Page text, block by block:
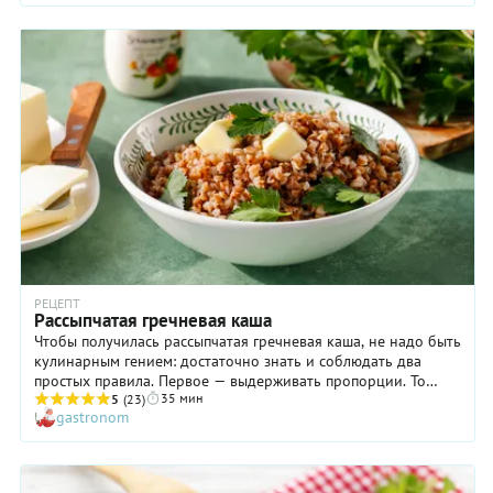
РЕЦЕПТ
Рассыпчатая гречневая каша
Чтобы получилась рассыпчатая гречневая каша, не надо быть
кулинарным гением: достаточно знать и соблюдать два
простых правила. Первое — выдерживать пропорции. То
есть, на одну часть гречневой крупы возьмите 2 части воды.
Второе правило — варить, вернее томить кашу в кастрюле
под крышкой, не перемешивая. Если вы все сделаете
правильно, то процесс приготовления будет максимально
простым, а результат — предсказуемо хорошим. Ну а как
5 (23) 35 мин
gastronom